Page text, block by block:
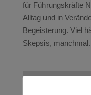
für Führungskräfte
Alltag und in
Begeisterung. Viel
Skepsis,